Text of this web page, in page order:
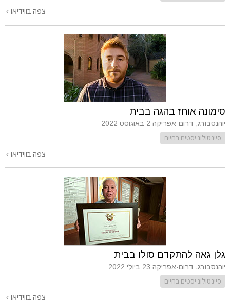
צפה בווידיאו
סימונה אוחז בהגה בבית
יוהנסבורג, דרום-אפריקה 2 באוגוסט 2022
סיינטולוג'יסטים בחיים
צפה בווידיאו
גלן גאה להתקדם סולו בבית
יוהנסבורג, דרום-אפריקה 23 ביולי 2022
סיינטולוג'יסטים בחיים
צפה בווידיאו